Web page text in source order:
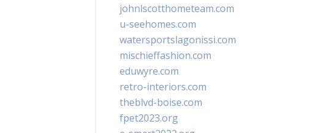
johnlscotthometeam.com
u-seehomes.com
watersportslagonissi.com
mischieffashion.com
eduwyre.com
retro-interiors.com
theblvd-boise.com
fpet2023.org